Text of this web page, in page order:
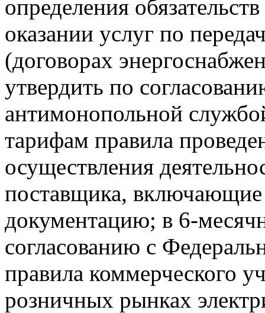
определения
оказании услуг по
(договорах
утвердить по
антимонопольной
тарифам правила
осуществления
поставщика,
документацию; в 6-
согласованию с
правила коммерческого
розничных рынках